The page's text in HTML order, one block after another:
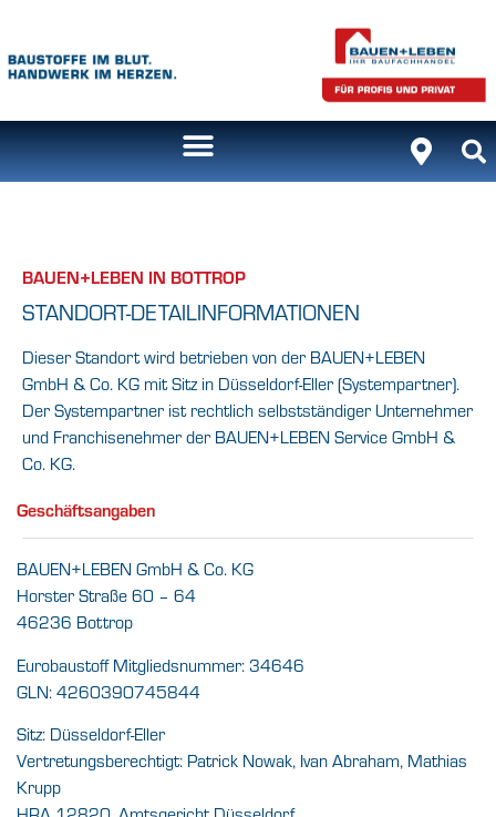
BAUEN+LEBEN IN BOTTROP
STANDORT-DETAILINFORMATIONEN
Dieser Standort wird betrieben von der BAUEN+LEBEN
GmbH & Co. KG mit Sitz in Düsseldorf-Eller (Systempartner).
Der Systempartner ist rechtlich selbstständiger Unternehmer
und Franchisenehmer der BAUEN+LEBEN Service GmbH &
Co. KG.
Geschäftsangaben
BAUEN+LEBEN GmbH & Co. KG
Horster Straße 60 – 64
46236 Bottrop
Eurobaustoff Mitgliedsnummer: 34646
GLN: 4260390745844
Sitz: Düsseldorf-Eller
Vertretungsberechtigt: Patrick Nowak, Ivan Abraham, Mathias
Krupp